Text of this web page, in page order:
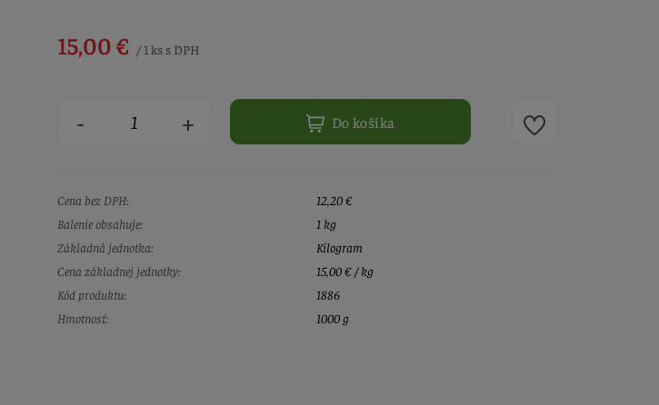
15,00 € / 1 ks s DPH
- + Do košíka
Cena bez DPH:
12,20 €
Balenie obsahuje:
1 kg
Základná jednotka:
Kilogram
Cena základnej jednotky:
15,00 € / kg
Kód produktu:
1886
Hmotnosť:
1000 g